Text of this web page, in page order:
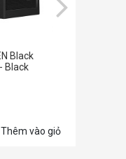
Black
Black
Thêm vào giỏ